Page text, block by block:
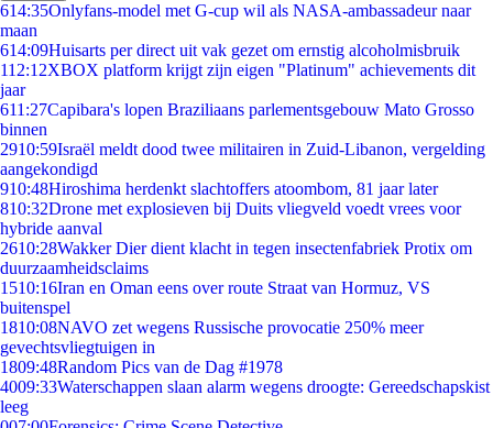
614:35Onlyfans-model met G-cup wil als NASA-ambassadeur naar
maan
614:09Huisarts per direct uit vak gezet om ernstig alcoholmisbruik
112:12XBOX platform krijgt zijn eigen "Platinum" achievements dit
jaar
611:27Capibara's lopen Braziliaans parlementsgebouw Mato Grosso
binnen
2910:59Israël meldt dood twee militairen in Zuid-Libanon, vergelding
aangekondigd
910:48Hiroshima herdenkt slachtoffers atoombom, 81 jaar later
810:32Drone met explosieven bij Duits vliegveld voedt vrees voor
hybride aanval
2610:28Wakker Dier dient klacht in tegen insectenfabriek Protix om
duurzaamheidsclaims
1510:16Iran en Oman eens over route Straat van Hormuz, VS
buitenspel
1810:08NAVO zet wegens Russische provocatie 250% meer
gevechtsvliegtuigen in
1809:48Random Pics van de Dag #1978
4009:33Waterschappen slaan alarm wegens droogte: Gereedschapskist
leeg